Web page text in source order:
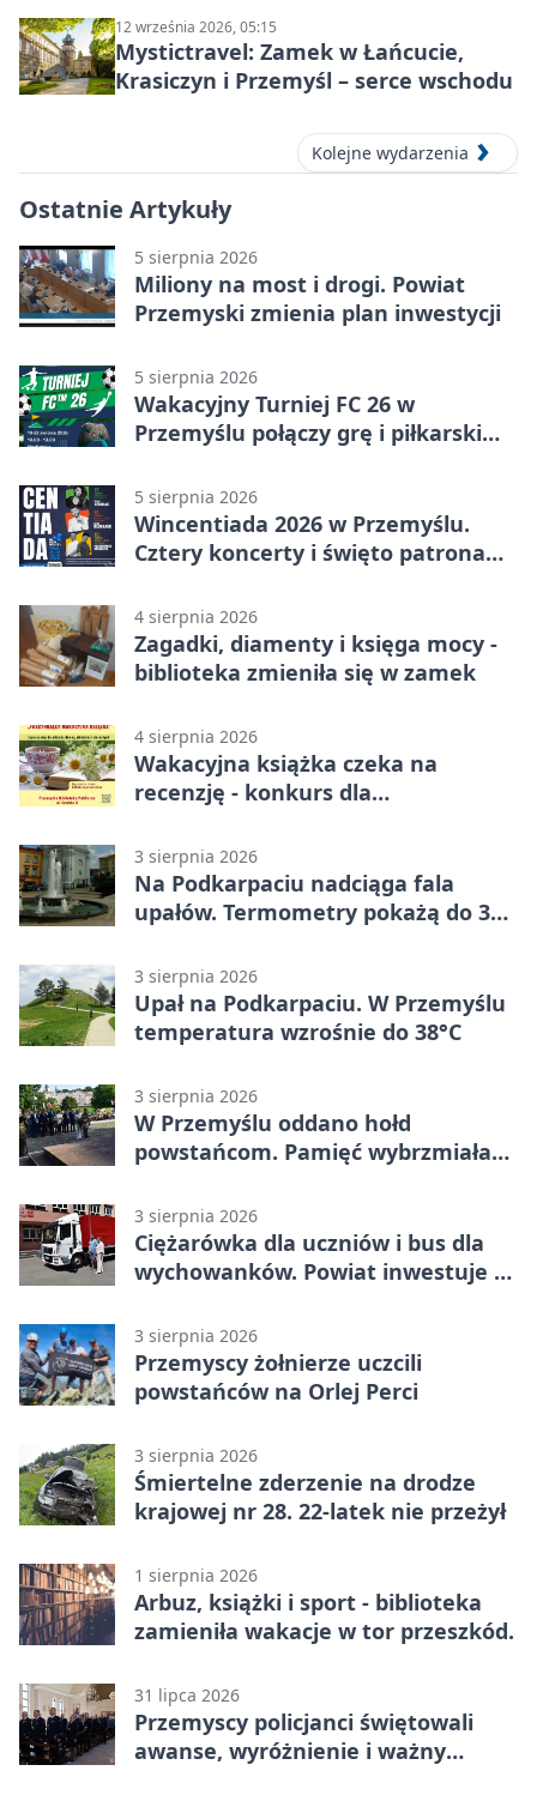
12 września 2026, 05:15
Mystictravel: Zamek w Łańcucie,
Krasiczyn i Przemyśl – serce wschodu
Kolejne wydarzenia
Ostatnie Artykuły
5 sierpnia 2026
Miliony na most i drogi. Powiat
Przemyski zmienia plan inwestycji
5 sierpnia 2026
Wakacyjny Turniej FC 26 w
Przemyślu połączy grę i piłkarski
5 sierpnia 2026
Wincentiada 2026 w Przemyślu.
Cztery koncerty i święto patrona
4 sierpnia 2026
Zagadki, diamenty i księga mocy -
biblioteka zmieniła się w zamek
4 sierpnia 2026
Wakacyjna książka czeka na
recenzję - konkurs dla
3 sierpnia 2026
Na Podkarpaciu nadciąga fala
upałów. Termometry pokażą do 36
3 sierpnia 2026
Upał na Podkarpaciu. W Przemyślu
temperatura wzrośnie do 38°C
3 sierpnia 2026
W Przemyślu oddano hołd
powstańcom. Pamięć wybrzmiała
3 sierpnia 2026
Ciężarówka dla uczniów i bus dla
wychowanków. Powiat inwestuje w
3 sierpnia 2026
Przemyscy żołnierze uczcili
powstańców na Orlej Perci
3 sierpnia 2026
Śmiertelne zderzenie na drodze
krajowej nr 28. 22-latek nie przeżył
1 sierpnia 2026
Arbuz, książki i sport - biblioteka
zamieniła wakacje w tor przeszkód.
31 lipca 2026
Przemyscy policjanci świętowali
awanse, wyróżnienie i ważny